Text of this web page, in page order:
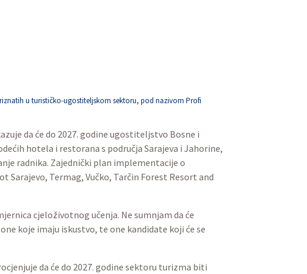
u turističko-ugostiteljskom sektoru, pod nazivom Profi
da će do 2027. godine ugostiteljstvo Bosne i
hotela i restorana s područja Sarajeva i Jahorine,
radnika. Zajednički plan implementacije o
Termag, Vučko, Tarčin Forest Resort and
cjeloživotnog učenja. Ne sumnjam da će
koje imaju iskustvo, te one kandidate koji će se
da će do 2027. godine sektoru turizma biti